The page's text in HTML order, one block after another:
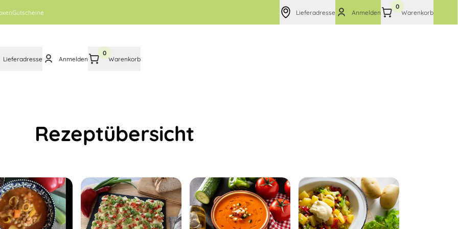
Gutscheine Lieferadresse Anmelden
0
Warenkorb
Lieferadresse Anmelden
0
Warenkorb
Rezeptübersicht